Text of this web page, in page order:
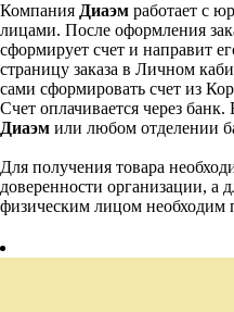
Компания Диаэм работает с
лицами. После оформления
сформирует счет и направит
страницу заказа в Личном
сами сформировать счет из
Счет оплачивается через
Диаэм или любом отделении
Для получения товара
доверенности организации, а
физическим лицом необходим